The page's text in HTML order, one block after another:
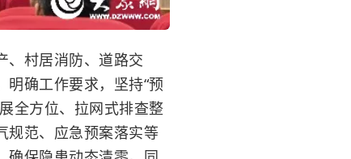
村居消防、道路交
确工作要求，坚持“预
全方位、拉网式排查整
规范、应急预案落实等